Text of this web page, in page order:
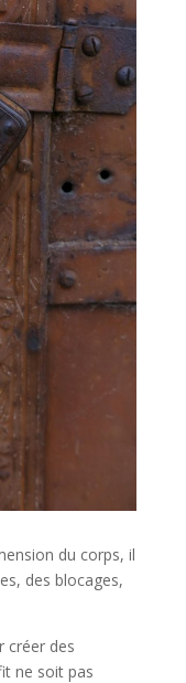
du corps, il
des blocages,
créer des
ne soit pas